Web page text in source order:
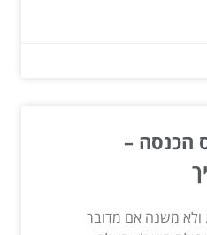
הכנסה –
ולא משנה אם מדובר